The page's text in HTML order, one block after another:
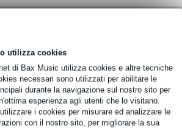
utilizza cookies
di Bax Music utilizza cookies e altre tecniche
necessari sono utilizzati per abilitare le
durante la navigazione sul nostro sito per
esperienza agli utenti che lo visitano.
i cookies per misurare ed analizzare le
con il nostro sito, per migliorare la sua